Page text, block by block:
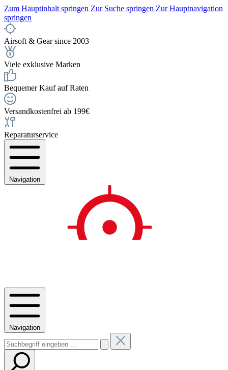
Zum Hauptinhalt springen Zur Suche springen Zur Hauptnavigation
springen
Airsoft & Gear since 2003
Viele exklusive Marken
Bequemer Kauf auf Raten
Versandkostenfrei ab 199€
Reparaturservice
Navigation
Navigation